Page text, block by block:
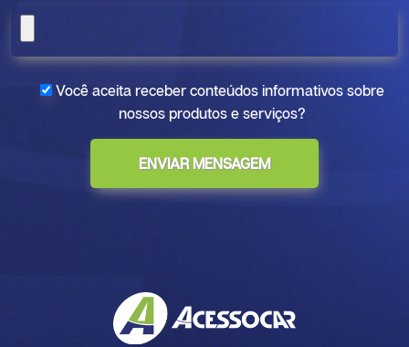
Você aceita receber conteúdos informativos sobre
nossos produtos e serviços?